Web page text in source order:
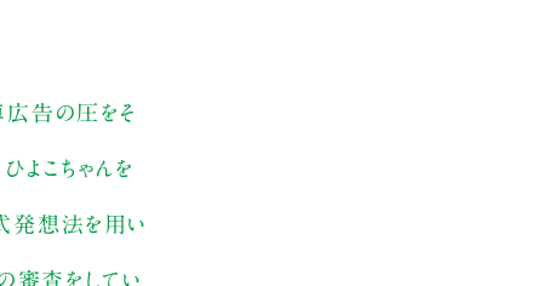
広告の圧をそ
よこちゃんを
発想法を用い
審査をしてい